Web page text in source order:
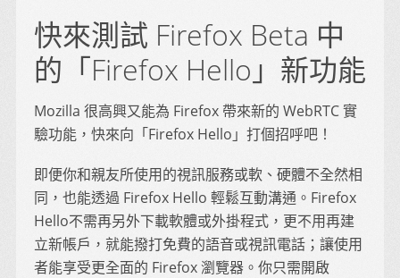
快來測試 Firefox Beta 中
的「Firefox Hello」新功能
Mozilla 很高興又能為 Firefox 帶來新的 WebRTC 實
驗功能，快來向「Firefox Hello」打個招呼吧！
即便你和親友所使用的視訊服務或軟、硬體不全然相
同，也能透過 Firefox Hello 輕鬆互動溝通。Firefox
Hello不需再另外下載軟體或外掛程式，更不用再建
立新帳戶，就能撥打免費的語音或視訊電話；讓使用
者能享受更全面的 Firefox 瀏覽器。你只需開啟